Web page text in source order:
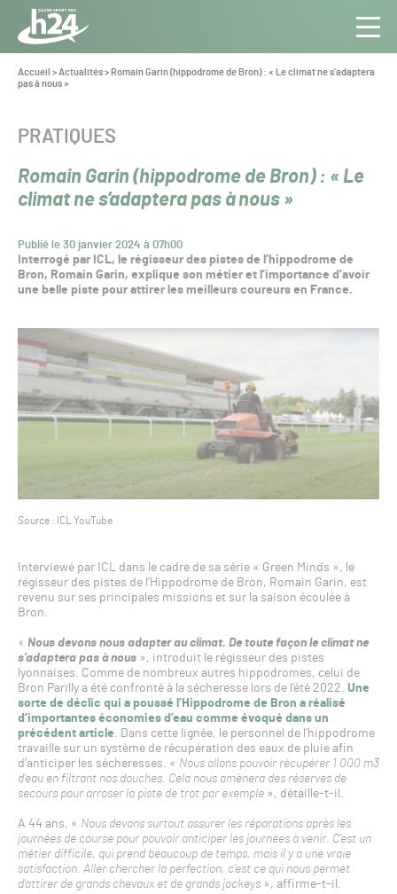
Panneau de gestion des cookies
Aller au contenu
Toute
l’info
du Gazon
Vous
êtes
Accueil >Actualités> Romain Garin (hippodrome de Bron) : « Le climat ne s’adaptera
pas à nous »
Romain Garin (hippodrome de Bron) : « Le
climat ne s’adaptera pas à nous »
Publié le 30 janvier 2024 à 07h00
CATÉGORIE :
PRATIQUES
Interrogé par ICL, le régisseur des pistes de l’hippodrome de
Bron, Romain Garin, explique son métier et l’importance d’avoir
une belle piste pour attirer les meilleurs coureurs en France.
Source : ICL YouTube
Interviewé par ICL dans le cadre de sa série « Green Minds », le
régisseur des pistes de l’Hippodrome de Bron, Romain Garin, est
revenu sur ses principales missions et sur la saison écoulée à
Bron.
« Nous devons nous adapter au climat. De toute façon le climat ne
s’adaptera pas à nous », introduit le régisseur des pistes
lyonnaises. Comme de nombreux autres hippodromes, celui de
Bron Parilly a été confronté à la sécheresse lors de l’été 2022. Une
sorte de déclic qui a poussé l’Hippodrome de Bron a réalisé
d’importantes économies d’eau comme évoqué dans un
précédent article. Dans cette lignée, le personnel de l’hippodrome
travaille sur un système de récupération des eaux de pluie afin
d’anticiper les sécheresses. « Nous allons pouvoir récupérer 1 000 m3
d’eau en filtrant nos douches. Cela nous amènera des réserves de
secours pour arroser la piste de trot par exemple», détaille-t-il.
A 44 ans, « Nous devons surtout assurer les réparations après les
journées de course pour pouvoir anticiper les journées à venir. C’est un
métier difficile, qui prend beaucoup de temps, mais il y a une vraie
satisfaction. Aller chercher la perfection, c’est ce qui nous permet
d’attirer de grands chevaux et de grands jockeys», affirme-t-il.